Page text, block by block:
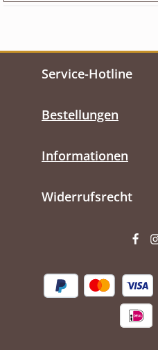
Service-Hotline
Bestellungen
Informationen
Widerrufsrecht